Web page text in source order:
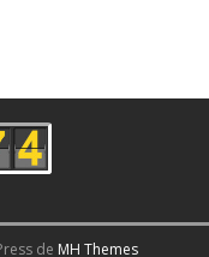
de MH Themes